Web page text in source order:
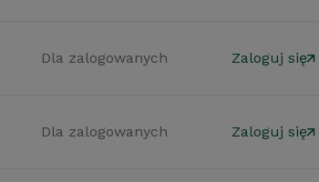
Dla zalogowanych Zaloguj się
Dla zalogowanych Zaloguj się